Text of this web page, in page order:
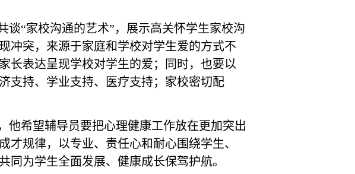
“家校沟通的艺术”，展示高关怀学生家校沟
冲突，来源于家庭和学校对学生爱的方式不
长表达呈现学校对学生的爱；同时，也要以
支持、学业支持、医疗支持；家校密切配
他希望辅导员要把心理健康工作放在更加突出
规律，以专业、责任心和耐心围绕学生、
为学生全面发展、健康成长保驾护航。